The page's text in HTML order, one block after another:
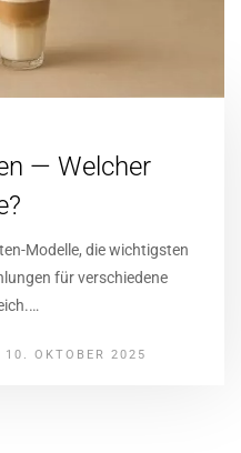
— Welcher
Modelle, die wichtigsten
für verschiedene
10. OKTOBER 2025